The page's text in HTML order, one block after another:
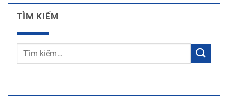
TÌM KIẾM